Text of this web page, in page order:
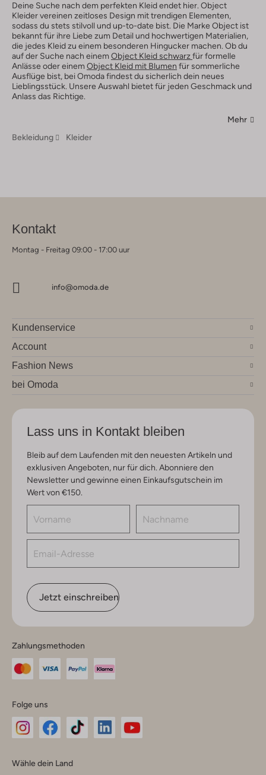
Deine Suche nach dem perfekten Kleid endet hier. Object
Kleider vereinen zeitloses Design mit trendigen Elementen,
sodass du stets stilvoll und up-to-date bist. Die Marke Object ist
bekannt für ihre Liebe zum Detail und hochwertigen Materialien,
die jedes Kleid zu einem besonderen Hingucker machen. Ob du
auf der Suche nach einem Object Kleid schwarzfür formelle
Anlässe oder einem Object Kleid mit Blumen für sommerliche
Ausflüge bist, bei Omoda findest du sicherlich dein neues
Lieblingsstück. Unsere Auswahl bietet für jeden Geschmack und
Anlass das Richtige.
Mehr
Bekleidung
Kleider
Kontakt
Montag - Freitag 09:00 - 17:00 uur
info@omoda.de
Kundenservice
Account
Fashion News
bei Omoda
Lass uns in Kontakt bleiben
Bleib auf dem Laufenden mit den neuesten Artikeln und
exklusiven Angeboten, nur für dich. Abonniere den
Newsletter und gewinne einen Einkaufsgutschein im
Wert von €150.
Jetzt einschreiben
Zahlungsmethoden
Folge uns
Instagram
Facebook
TikTok
Wähle dein Land